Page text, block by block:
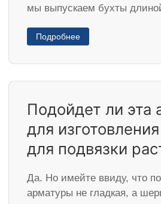
мы выпускаем бухты
Подробнее
Подойдет ли эта
для
для подвязки
Да. Но имейте ввиду, что
арматуры не гладкая, а